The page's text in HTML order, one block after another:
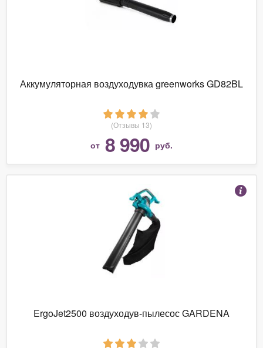
Аккумуляторная воздуходувка greenworks GD82BL
(Отзывы 13)
от 8 990 руб.
ErgoJet2500 воздуходув-пылесос GARDENA